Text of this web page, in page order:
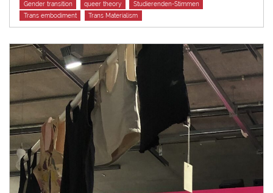
Gender transition
queer theory
Studierenden-Stimmen
Trans embodiment
Trans Materialism